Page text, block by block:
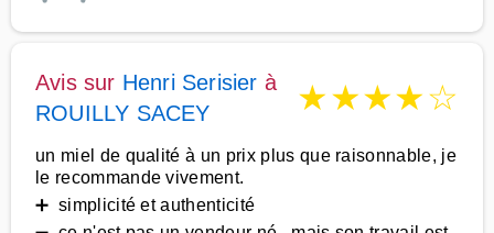
Avis sur Henri Serisier à
ROUILLY SACEY
★★★★☆
un miel de qualité à un prix plus que raisonnable, je
le recommande vivement.
➕ simplicité et authenticité